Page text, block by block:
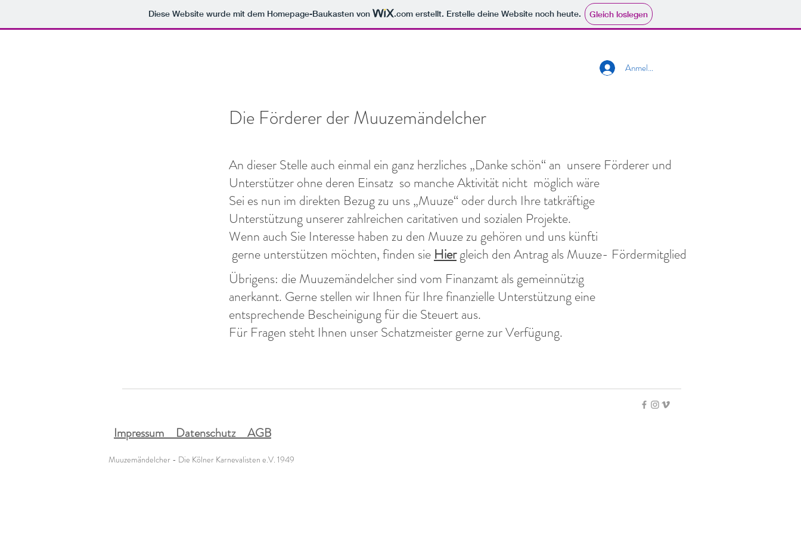
Diese Website wurde mit dem Homepage-Baukasten von .com erstellt. Erstelle deine Website noch heute. Gleich loslegen
Anmelden
Die Förderer der Muuzemändelcher
An dieser Stelle auch einmal ein ganz herzliches „Danke schön“ an unsere Förderer und
Unterstützer ohne deren Einsatz so manche Aktivität nicht möglich wäre
Sei es nun im direkten Bezug zu uns „Muuze“ oder durch Ihre tatkräftige
Unterstützung unserer zahlreichen caritativen und sozialen Projekte.
Wenn auch Sie Interesse haben zu den Muuze zu gehören und uns künfti
gerne unterstützen möchten, finden sie Hiergleich den Antrag als Muuze- Fördermitglied
Übrigens: die Muuzemändelcher sind vom Finanzamt als gemeinnützig
anerkannt. Gerne stellen wir Ihnen für Ihre finanzielle Unterstützung eine
entsprechende Bescheinigung für die Steuert aus.
Für Fragen steht Ihnen unser Schatzmeister gerne zur Verfügung.
Impressum Datenschutz AGB
Muuzemändelcher - Die Kölner Karnevalisten e.V. 1949